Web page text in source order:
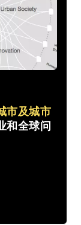
市及城市
和全球问